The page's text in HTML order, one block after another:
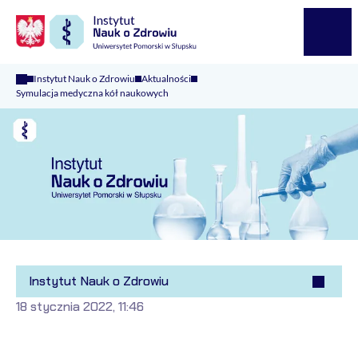
Instytut Nauk o Zdrowiu Aktualności
Symulacja medyczna kół naukowych
Instytut Nauk o Zdrowiu
18 stycznia 2022, 11:46